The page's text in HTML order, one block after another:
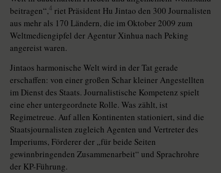
beitragen“,4 riet Präsident Hu Jintao den 300 Journalisten
aus mehr als 170 Ländern, die im Oktober 2009 zum
Weltmediengipfel der Agentur Xinhua nach Peking
angereist waren.
Jintaos harmonische Welt wird in der Tat gerade
erschaffen: von einer großen Schar kleiner Angestellten
im Dienst des Staats. Journalistische Kompetenz spielt
eine eher untergeordnete Rolle. Was zählt, ist
Regimetreue. Auf allen Kontinenten stationiert, sind die
Staatsjournalisten zugleich Agenten und Vertreter des
Imperiums, Förderer der „für beide Seiten
gewinnbringenden Zusammenarbeit“ und Sprachrohre
der KP-Führung.